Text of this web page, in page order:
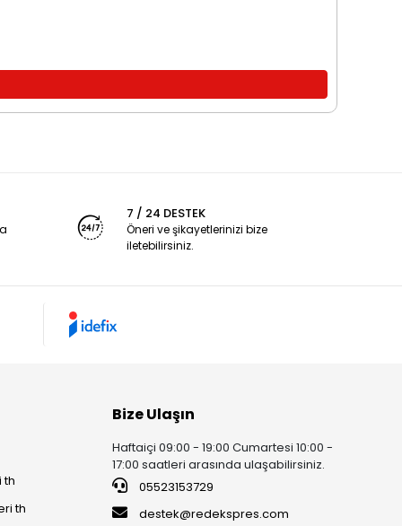
7 / 24 DESTEK
Öneri ve şikayetlerinizi bize
iletebilirsiniz.
th
th
Bize Ulaşın
Haftaiçi 09:00 - 19:00 Cumartesi 10:00 -
17:00 saatleri arasında ulaşabilirsiniz.
05523153729
destek@redekspres.com